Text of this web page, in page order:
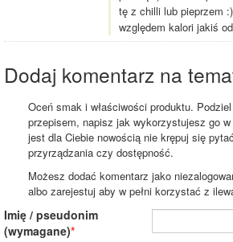
tę z chilli lub pieprzem
względem kalori jakiś
Dodaj komentarz na
Oceń smak i właściwości produktu.
przepisem, napisz jak wykorzystujesz go
jest dla Ciebie nowością nie krępuj się
przyrządzania czy dostępność.
Możesz dodać komentarz jako
albo zarejestuj aby w pełni korzystać z
Imię / pseudonim
(wymagane)